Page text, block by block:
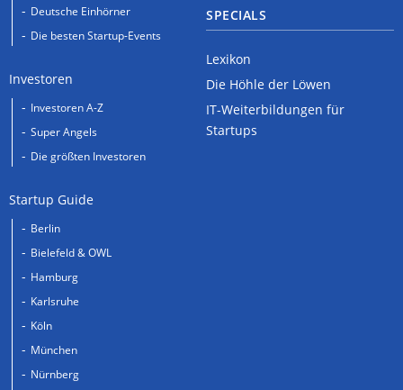
Deutsche Einhörner
Die besten Startup-Events
Investoren
Investoren A-Z
Super Angels
Die größten Investoren
Startup Guide
Berlin
Bielefeld & OWL
Hamburg
Karlsruhe
Köln
München
Nürnberg
SPECIALS
Lexikon
Die Höhle der Löwen
IT-Weiterbildungen für
Startups